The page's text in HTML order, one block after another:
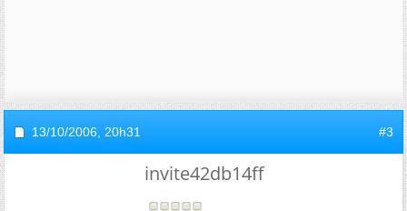
13/10/2006, 20h31 #3
invite42db14ff